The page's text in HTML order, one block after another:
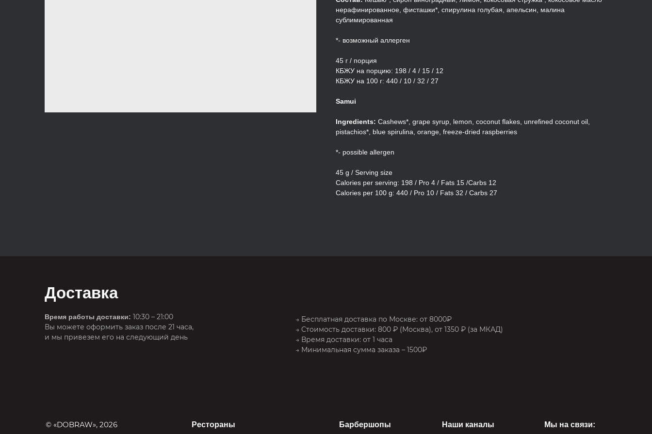
нерафинированное, фисташки*, спирулина голубая, апельсин, малина
сублимированная
*- возможный аллерген
45 г / порция
КБЖУ на порцию: 198 / 4 / 15 / 12
КБЖУ на 100 г: 440 / 10 / 32 / 27
Samui
Ingredients: Cashews*, grape syrup, lemon, coconut flakes, unrefined coconut oil,
pistachios*, blue spirulina, orange, freeze-dried raspberries
*- possible allergen
45 g / Serving size
Calories per serving: 198 / Pro 4 / Fats 15 /Carbs 12
Calories per 100 g: 440 / Pro 10 / Fats 32 / Carbs 27
Доставка
Время работы доставки: 10:30 – 21:00
Вы можете оформить заказ после 21 часа,
и мы привезем его на следующий день
→ Бесплатная доставка по Москве: от 8000₽
→ Стоимость доставки: 800 ₽ (Москва), от 1350 ₽ (за МКАД)
→ Время доставки: от 1 часа
→ Минимальная сумма заказа – 1500₽
© «DOBRAW», 2026 Барбершопы
Рестораны Наши каналы Мы на связи: